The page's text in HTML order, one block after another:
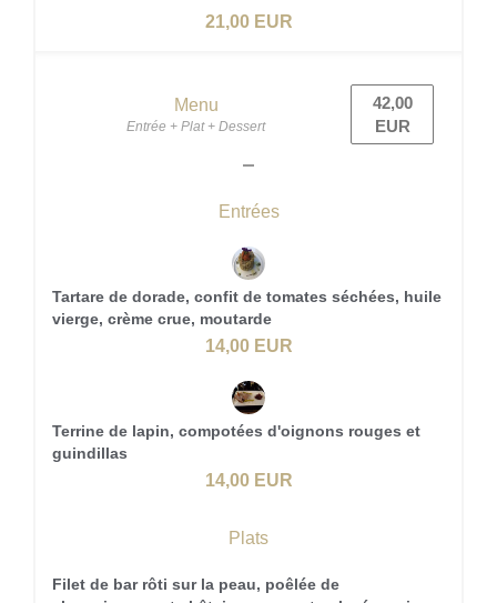
21,00 EUR
Menu
Entrée + Plat + Dessert
42,00
EUR
Entrées
Tartare de dorade, confit de tomates séchées, huile
vierge, crème crue, moutarde
14,00 EUR
Terrine de lapin, compotées d'oignons rouges et
guindillas
14,00 EUR
Plats
Filet de bar rôti sur la peau, poêlée de